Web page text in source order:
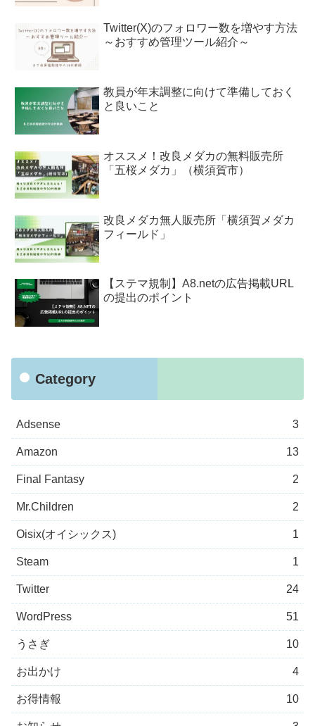
Twitter(X)のフォロワー数を増やす方法
～おすすめ管理ツール紹介～
教員が年末調整に向けて準備しておく
と良いこと
オススメ！改良メダカの無料販売所
「五桜メダカ」（横須賀市）
改良メダカ無人販売所「横須賀メダカ
フィールド」
【ステマ規制】A8.netの広告掲載URL
の提出のポイント
Category
Adsense 3
Amazon 13
Final Fantasy 2
Mr.Children 2
Oisix(オイシックス) 1
Steam 1
Twitter 24
WordPress 51
うさぎ 10
お出かけ 4
お得情報 10